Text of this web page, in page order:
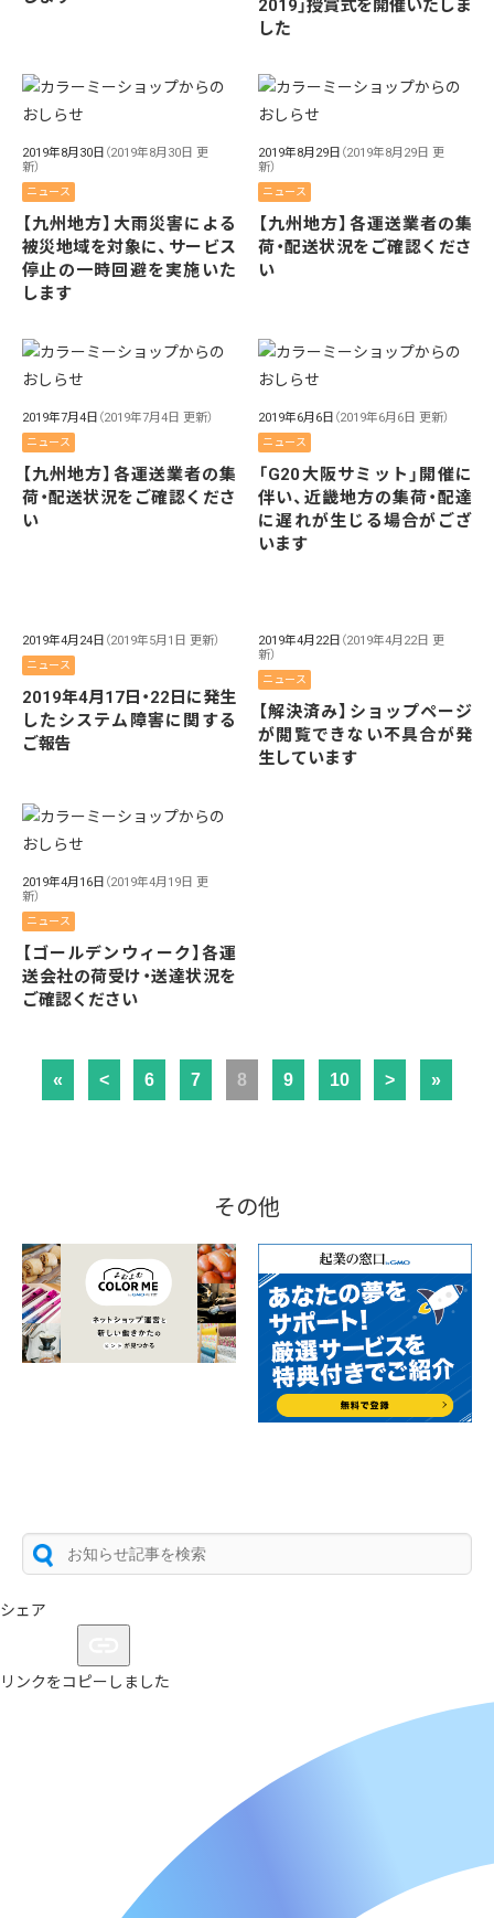
2019」授賞式を開催いたしま
した
2019年8月30日 （2019年8月30日 更
新）
ニュース
【九州地方】大雨災害による
被災地域を対象に、サービス
停止の一時回避を実施いた
します
2019年8月29日 （2019年8月29日 更
新）
ニュース
【九州地方】各運送業者の集
荷・配送状況をご確認くださ
い
2019年7月4日 （2019年7月4日 更新）
ニュース
【九州地方】各運送業者の集
荷・配送状況をご確認くださ
い
2019年6月6日 （2019年6月6日 更新）
ニュース
「G20大阪サミット」開催に
伴い、近畿地方の集荷・配達
に遅れが生じる場合がござ
います
2019年4月24日 （2019年5月1日 更新）
ニュース
2019年4月17日・22日に発生
したシステム障害に関する
ご報告
2019年4月22日 （2019年4月22日 更
新）
ニュース
【解決済み】ショップページ
が閲覧できない不具合が発
生しています
2019年4月16日 （2019年4月19日 更
新）
ニュース
【ゴールデンウィーク】各運
送会社の荷受け・送達状況を
ご確認ください
« < 6 7 8 9 10 > »
その他
シェア
リンクをコピーしました